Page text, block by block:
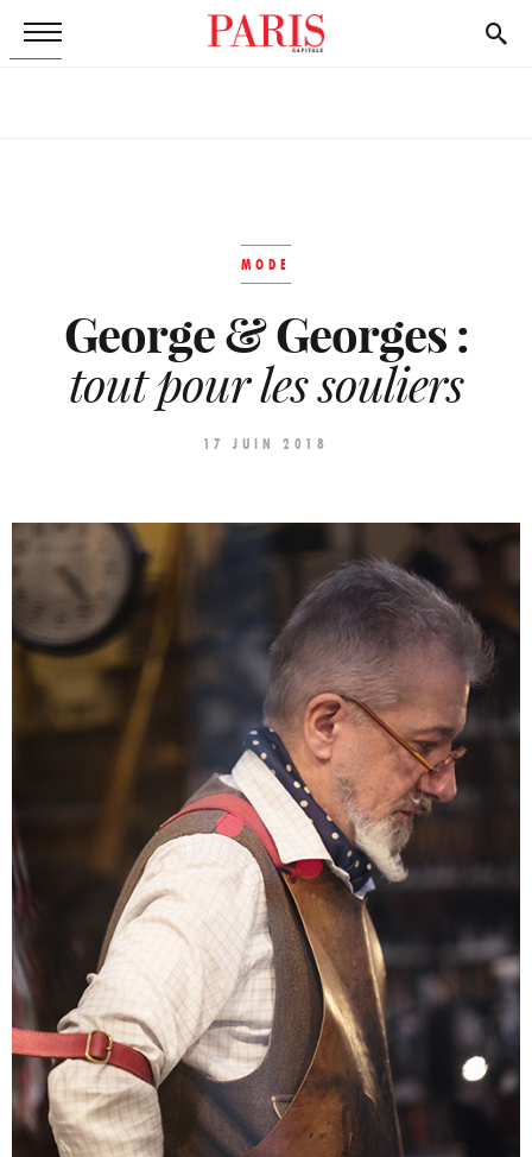
MODE
George & Georges :
tout pour les souliers
17 JUIN 2018